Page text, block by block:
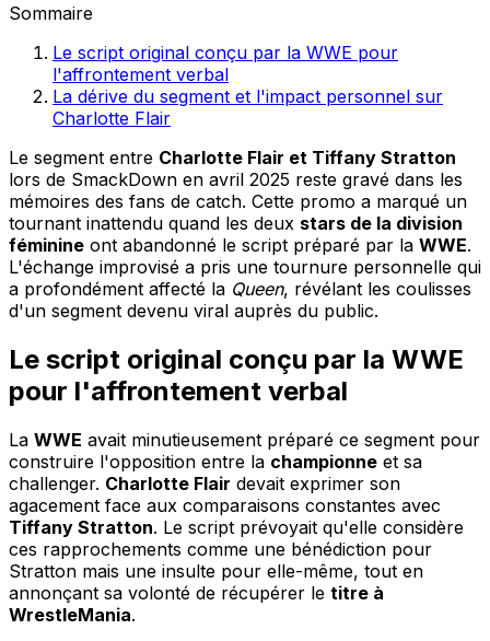
Sommaire
Le script original conçu par la WWE pour
l'affrontement verbal
La dérive du segment et l'impact personnel sur
Charlotte Flair
Le segment entre Charlotte Flair et Tiffany Stratton
lors de SmackDown en avril 2025 reste gravé dans les
mémoires des fans de catch. Cette promo a marqué un
tournant inattendu quand les deux stars de la division
féminine ont abandonné le script préparé par la WWE.
L'échange improvisé a pris une tournure personnelle qui
a profondément affecté la Queen, révélant les coulisses
d'un segment devenu viral auprès du public.
Le script original conçu par la WWE
pour l'affrontement verbal
La WWE avait minutieusement préparé ce segment pour
construire l'opposition entre la championne et sa
challenger. Charlotte Flair devait exprimer son
agacement face aux comparaisons constantes avec
Tiffany Stratton. Le script prévoyait qu'elle considère
ces rapprochements comme une bénédiction pour
Stratton mais une insulte pour elle-même, tout en
annonçant sa volonté de récupérer le titre à
WrestleMania.